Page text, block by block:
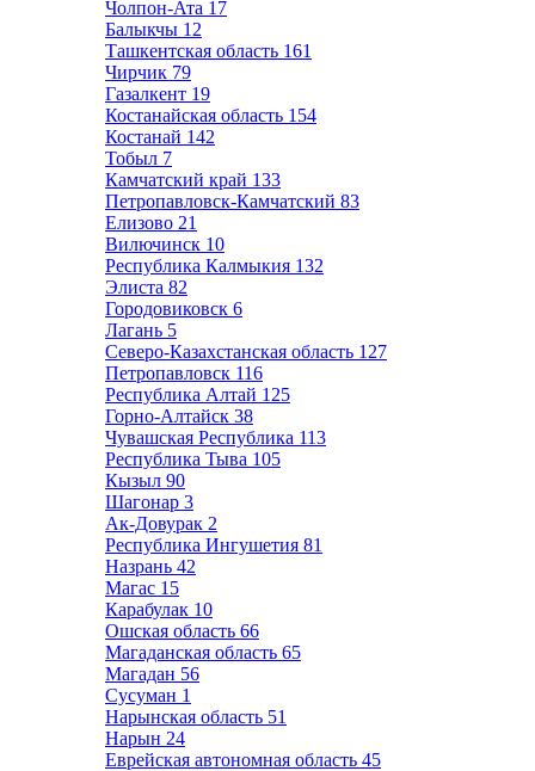
Чолпон-Ата 17
Балыкчы 12
Ташкентская область 161
Чирчик 79
Газалкент 19
Костанайская область 154
Костанай 142
Тобыл 7
Камчатский край 133
Петропавловск-Камчатский 83
Елизово 21
Вилючинск 10
Республика Калмыкия 132
Элиста 82
Городовиковск 6
Лагань 5
Северо-Казахстанская область 127
Петропавловск 116
Республика Алтай 125
Горно-Алтайск 38
Чувашская Республика 113
Республика Тыва 105
Кызыл 90
Шагонар 3
Ак-Довурак 2
Республика Ингушетия 81
Назрань 42
Магас 15
Карабулак 10
Ошская область 66
Магаданская область 65
Магадан 56
Сусуман 1
Нарынская область 51
Нарын 24
Еврейская автономная область 45